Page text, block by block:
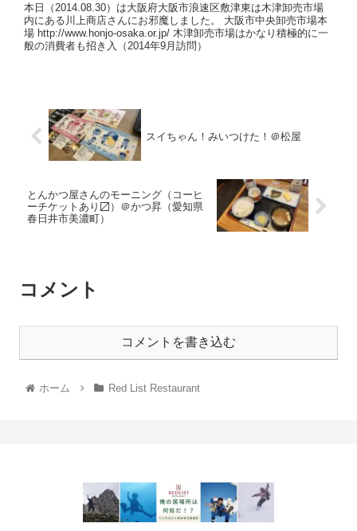
本日（2014.08.30）は大阪府大阪市浪速区敷津東は木津卸売市場
内にある川上商店さんにお邪魔しました。 大阪市中央卸売市場本
場 http://www.honjo-osaka.or.jp/ 木津卸売市場はかなり積極的に一
般の消費者も招き入（2014年9月訪問）
スイちゃん！みいつけた！＠松屋
とんかつ屋さんのモーニング（コーヒ
ーチケットあり〼）＠かつ昇（愛知県
春日井市美濃町）
コメント
コメントを書き込む
ホーム Red List Restaurant